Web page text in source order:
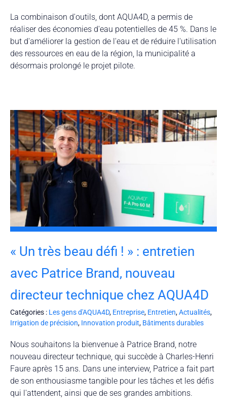
La combinaison d'outils, dont AQUA4D, a permis de
réaliser des économies d'eau potentielles de 45 %. Dans le
but d'améliorer la gestion de l'eau et de réduire l'utilisation
des ressources en eau de la région, la municipalité a
désormais prolongé le projet pilote.
« Un très beau défi ! » : entretien
avec Patrice Brand, nouveau
directeur technique chez AQUA4D
Catégories : Les gens d'AQUA4D, Entreprise, Entretien,Actualités,
Irrigation de précision, Innovation produit, Bâtiments durables
Nous souhaitons la bienvenue à Patrice Brand, notre
nouveau directeur technique, qui succède à Charles-Henri
Faure après 15 ans. Dans une interview, Patrice a fait part
de son enthousiasme tangible pour les tâches et les défis
qui l'attendent, ainsi que de ses grandes ambitions.